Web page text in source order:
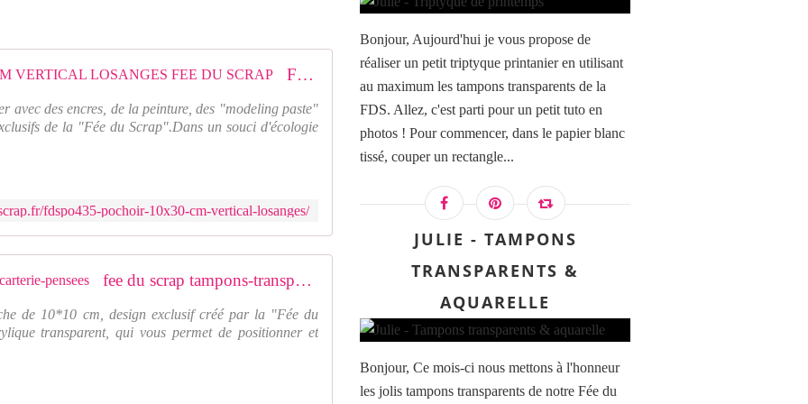
FDSPO435 : POCHOIR 10x30 CM VERTICAL LOSANGES FEE DU SCRAP
des encres, de la peinture, des "modeling paste"
de la "Fée du Scrap".Dans un souci d'écologie
fdspo435-pochoir-10x30-cm-vertical-losanges/
fee du scrap tampons-transparents-carterie-pensees
de 10*10 cm, design exclusif créé par la "Fée du
transparent, qui vous permet de positionner et
Bonjour, Aujourd'hui je vous propose de
réaliser un petit triptyque printanier en utilisant
au maximum les tampons transparents de la
FDS. Allez, c'est parti pour un petit tuto en
photos ! Pour commencer, dans le papier blanc
tissé, couper un rectangle...
JULIE - TAMPONS
TRANSPARENTS &
AQUARELLE
Bonjour, Ce mois-ci nous mettons à l'honneur
les jolis tampons transparents de notre Fée du